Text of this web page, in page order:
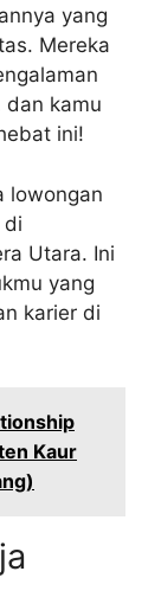
yang
Mereka
dan kamu
ini!
lowongan
di
Utara. Ini
yang
karier di
Kaur